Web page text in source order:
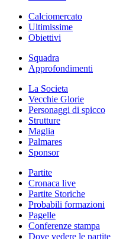
Calciomercato
Ultimissime
Obiettivi
Squadra
Approfondimenti
La Societa
Vecchie Glorie
Personaggi di spicco
Strutture
Maglia
Palmares
Sponsor
Partite
Cronaca live
Partite Storiche
Probabili formazioni
Pagelle
Conferenze stampa
Dove vedere le partite